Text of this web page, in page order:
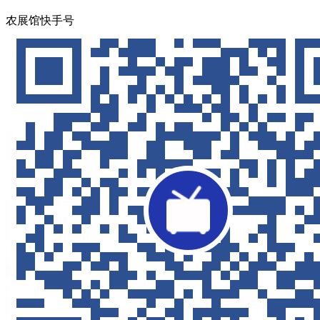
农展馆快手号